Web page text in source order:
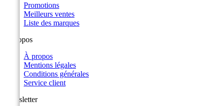
Promotions
Meilleurs ventes
Liste des marques
A propos
À propos
Mentions légales
Conditions générales
Service client
Newsletter